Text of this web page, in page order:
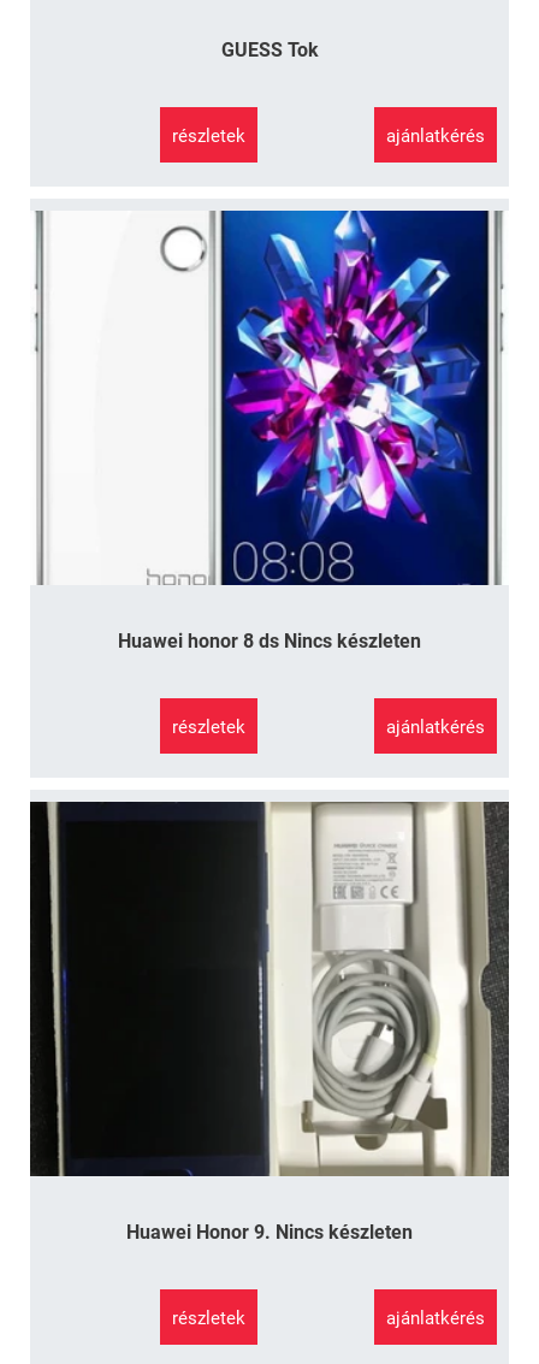
GUESS Tok
részletek ajánlatkérés
Huawei honor 8 ds Nincs készleten
részletek ajánlatkérés
Huawei Honor 9. Nincs készleten
részletek ajánlatkérés